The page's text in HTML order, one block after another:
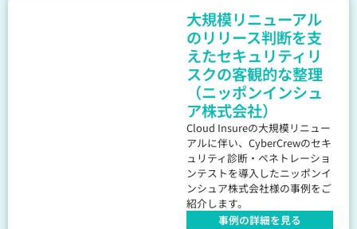
大規模リニューアル
のリリース判断を支
えたセキュリティリ
スクの客観的な整理
（ニッポンインシュ
ア株式会社）
Cloud Insureの大規模リニュー
アルに伴い、CyberCrewのセキ
ュリティ診断・ペネトレーショ
ンテストを導入したニッポンイ
ンシュア株式会社様の事例をご
紹介します。
事例の詳細を見る